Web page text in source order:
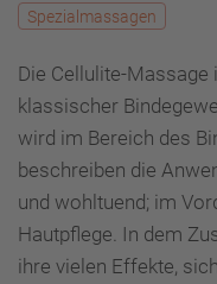
Spezialmassagen
Die Cellulite-
klassischer
wird im Bereich des
beschreiben die
und wohltuend; im
Hautpflege. In dem
ihre vielen Effekte,